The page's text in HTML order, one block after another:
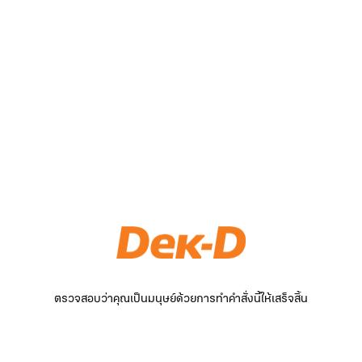
ตรวจสอบว่าคุณเป็นมนุษย์ด้วยการทำคำสั่งนี้ให้เสร็จสิ้น